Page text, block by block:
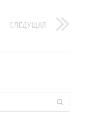
СЛЕДУЩАЯ